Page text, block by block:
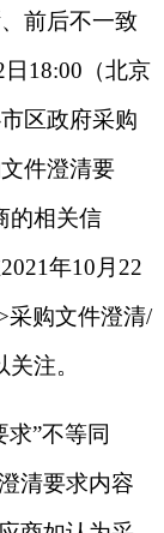
前后不一致
日18:00（北京
区政府采购
件澄清要
的相关信
年10 月 22
采购文件澄清/
注。
求”不等同
清要求内容